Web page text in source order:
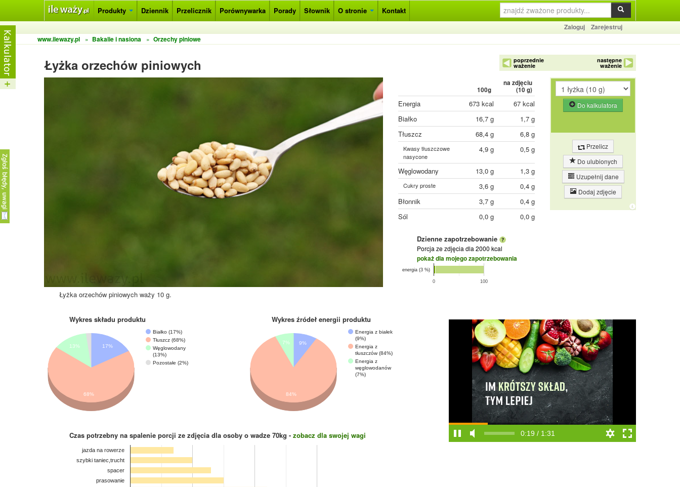
Produkty Dziennik Przelicznik Porównywarka Porady Słownik O stronie Kontakt
Zaloguj
Zarejestruj
www.ilewazy.pl
» Bakalie i nasiona » Orzechy piniowe
Łyżka orzechów piniowych poprzednie
ważenie
następne
ważenie
Łyżka orzechów piniowych waży 10 g.
100g
na zdjęciu
(10 g)
Energia 673 kcal
67 kcal
Białko
16,7 g
1,7 g
Tłuszcz
68,4 g 6,8 g
Kwasy tłuszczowe
nasycone
4,9 g 0,5 g
Węglowodany 13,0 g 1,3 g
Cukry proste 3,6 g
0,4 g
Błonnik
3,7 g
0,4 g
Sól
0,0 g 0,0 g
Dzienne zapotrzebowanie
Porcja ze zdjęcia dla 2000 kcal
pokaż dla mojego zapotrzebowania
0 100
energia (3 %)
Do kalkulatora
Przelicz
Do ulubionych
Uzupełnij dane
Dodaj zdjęcie
Wykres składu produktu
Białko (17%)
Tłuszcz (68%)
Węglowodany
(13%)
Pozostałe (2%)
17%
13%
68%
Wykres źródeł energii produktu
Energia z białek
(9%)
Energia z
tłuszczów (84%)
Energia z
węglowodanów
(7%)
9%
7%
84%
Czas potrzebny na spalenie porcji ze zdjęcia dla osoby o wadze 70kg - zobacz dla swojej wagi
jazda na rowerze
szybki taniec,trucht
spacer
prasowanie
0:20 / 1:31